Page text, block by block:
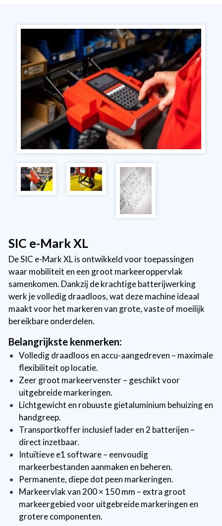
SIC e-Mark XL
De SIC e-Mark XL is ontwikkeld voor toepassingen
waar mobiliteit en een groot markeeroppervlak
samenkomen. Dankzij de krachtige batterijwerking
werk je volledig draadloos, wat deze machine ideaal
maakt voor het markeren van grote, vaste of moeilijk
bereikbare onderdelen.
Belangrijkste kenmerken:
Volledig draadloos en accu-aangedreven – maximale
flexibiliteit op locatie.
Zeer groot markeervenster – geschikt voor
uitgebreide markeringen.
Lichtgewicht en robuuste gietaluminium behuizing en
handgreep.
Transportkoffer inclusief lader en 2 batterijen –
direct inzetbaar.
Intuïtieve e1 software – eenvoudig
markeerbestanden aanmaken en beheren.
Permanente, diepe dot peen markeringen.
Markeervlak van 200 × 150 mm – extra groot
markeergebied voor uitgebreide markeringen en
grotere componenten.